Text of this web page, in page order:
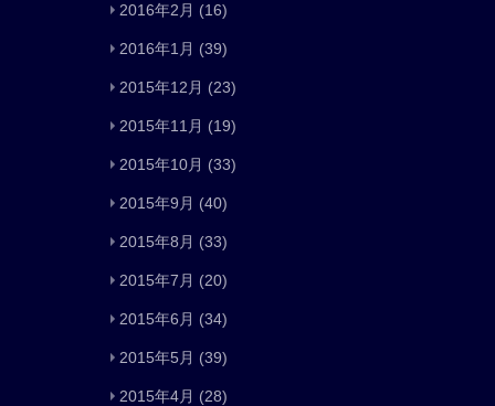
2016年2月 (16)
2016年1月 (39)
2015年12月 (23)
2015年11月 (19)
2015年10月 (33)
2015年9月 (40)
2015年8月 (33)
2015年7月 (20)
2015年6月 (34)
2015年5月 (39)
2015年4月 (28)